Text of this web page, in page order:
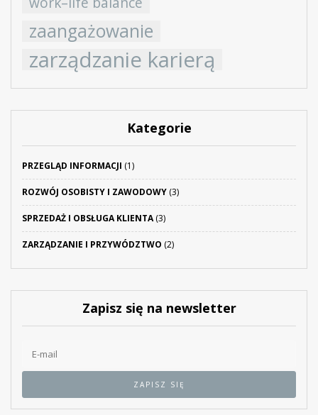
zaangażowanie
zarządzanie karierą
Kategorie
PRZEGLĄD INFORMACJI (1)
ROZWÓJ OSOBISTY I ZAWODOWY (3)
SPRZEDAŻ I OBSŁUGA KLIENTA(3)
ZARZĄDZANIE I PRZYWÓDZTWO (2)
Zapisz się na newsletter